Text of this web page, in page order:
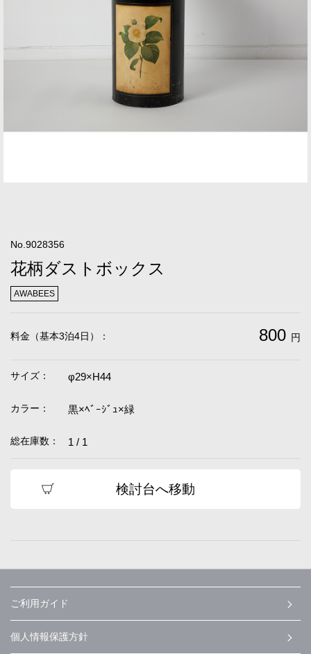
No.9028356
花柄ダストボックス
AWABEES
料金（基本3泊4日）： 800 円
サイズ： φ29×H44
カラー： 黒×ﾍﾞｰｼﾞｭ×緑
総在庫数： 1 / 1
検討台へ移動
ご利用ガイド
個人情報保護方針